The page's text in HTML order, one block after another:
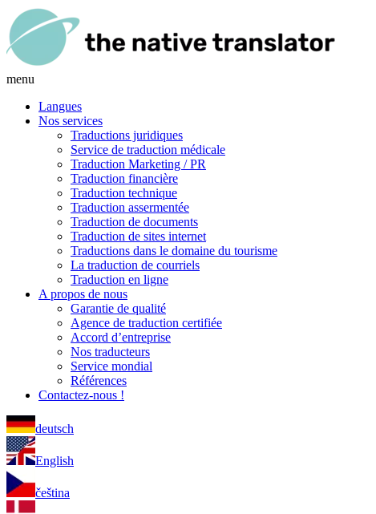
menu
Langues
Nos services
Traductions juridiques
Service de traduction médicale
Traduction Marketing / PR
Traduction financière
Traduction technique
Traduction assermentée
Traduction de documents
Traduction de sites internet
Traductions dans le domaine du tourisme
La traduction de courriels
Traduction en ligne
A propos de nous
Garantie de qualité
Agence de traduction certifiée
Accord d’entreprise
Nos traducteurs
Service mondial
Références
Contactez-nous !
deutsch
English
čeština